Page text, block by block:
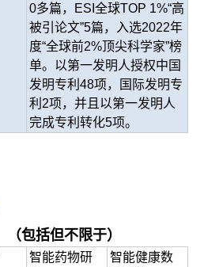
0多篇，ESI全球TOP 1%“高
被引论文”5篇，入选2022年
度“全球前2%顶尖科学家”榜
单。以第一发明人授权中国
发明专利48项，国际发明专
利2项，并且以第一发明人
完成专利转化5项。
（包括但不限于）
智能药物研
智能健康数